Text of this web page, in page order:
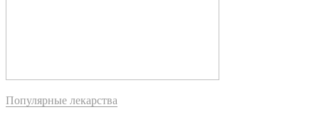
Популярные лекарства